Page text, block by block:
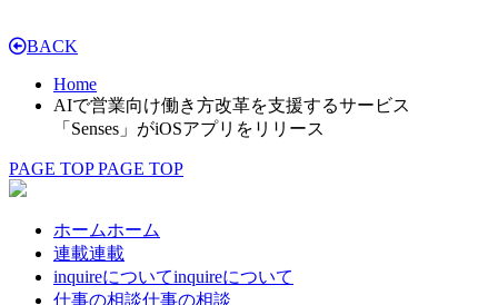
BACK
Home
AIで営業向け働き方改革を支援するサービス
「Senses」がiOSアプリをリリース
PAGE TOP PAGE TOP
ホームホーム
連載連載
inquireについてinquireについて
仕事の相談仕事の相談